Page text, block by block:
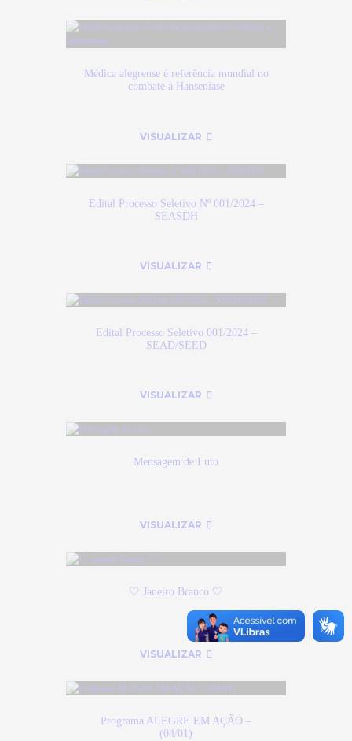
Médica alegrense é referência mundial no
combate à Hanseníase
VISUALIZAR
Edital Processo Seletivo Nº 001/2024 –
SEASDH
VISUALIZAR
Edital Processo Seletivo 001/2024 –
SEAD/SEED
VISUALIZAR
Mensagem de Luto
VISUALIZAR
🤍 Janeiro Branco 🤍
VISUALIZAR
Programa ALEGRE EM AÇÃO –
(04/01)